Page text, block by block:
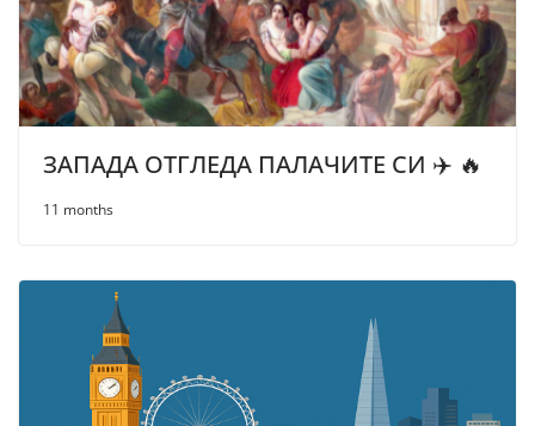
ЗАПАДА ОТГЛЕДА ПАЛАЧИТЕ СИ ✈️ 🔥
11 months